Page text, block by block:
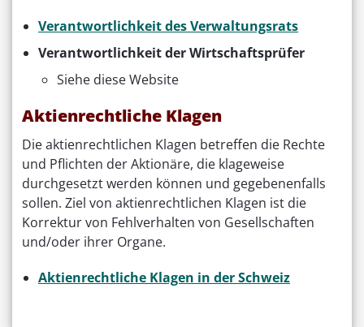
Verantwortlichkeit des Verwaltungsrats
Verantwortlichkeit der Wirtschaftsprüfer
Siehe diese Website
Aktienrechtliche Klagen
Die aktienrechtlichen Klagen betreffen die Rechte
und Pflichten der Aktionäre, die klageweise
durchgesetzt werden können und gegebenenfalls
sollen. Ziel von aktienrechtlichen Klagen ist die
Korrektur von Fehlverhalten von Gesellschaften
und/oder ihrer Organe.
Aktienrechtliche Klagen in der Schweiz